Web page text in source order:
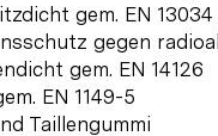
gem. EN
gegen
gem. EN 14126
EN 1149-5
Taillengummi